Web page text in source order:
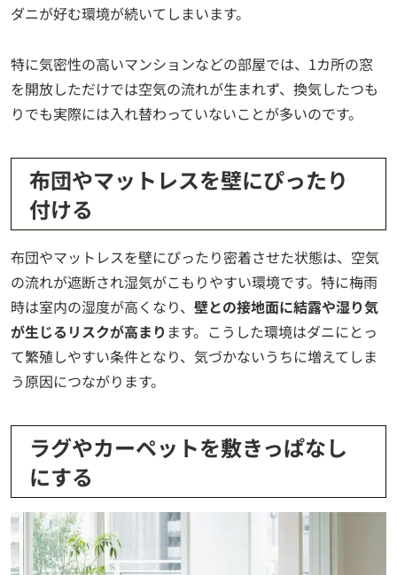
ダニが好む環境が続いてしまいます。
特に気密性の高いマンションなどの部屋では、1カ所の窓
を開放しただけでは空気の流れが生まれず、換気したつも
りでも実際には入れ替わっていないことが多いのです。
布団やマットレスを壁にぴったり
付ける
布団やマットレスを壁にぴったり密着させた状態は、空気
の流れが遮断され湿気がこもりやすい環境です。特に梅雨
時は室内の湿度が高くなり、 壁との接地面に結露や湿り気
が生じるリスクが高まり ます。こうした環境はダニにとっ
て繁殖しやすい条件となり、気づかないうちに増えてしま
う原因につながります。
ラグやカーペットを敷きっぱなし
にする